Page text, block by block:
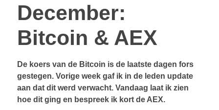
December:
Bitcoin & AEX
De koers van de Bitcoin is de laatste dagen fors
gestegen. Vorige week gaf ik in de leden update
aan dat dit werd verwacht. Vandaag laat ik zien
hoe dit ging en bespreek ik kort de AEX.